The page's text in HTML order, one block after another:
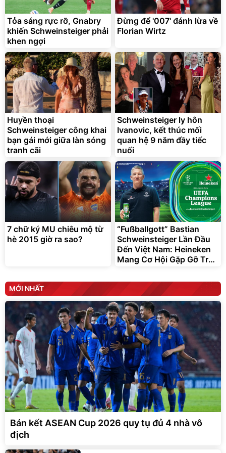
Bạt phủ xe ô tô cao cấp,
tráng nhôm 03 lớp
392.000 đ
325.000đ
Đã bán nhiều
Xe đạp điện trợ lực G-
Force C14 gấp gọn bỏ cốp
tiện lợi
9.900.000đ
7.092.000đ
Đang xem nhiều
G-FORCE VIETNA
Tỏa sáng rực rỡ, Gnabry
khiến Schweinsteiger phải
khen ngợi
Đừng để '007' đánh lừa về
Florian Wirtz
Huyền thoại
Schweinsteiger công khai
bạn gái mới giữa làn sóng
tranh cãi
Schweinsteiger ly hôn
Ivanovic, kết thúc mối
quan hệ 9 năm đầy tiếc
nuối
7 chữ ký MU chiêu mộ từ
hè 2015 giờ ra sao?
“Fußballgott” Bastian
Schweinsteiger Lần Đầu
Đến Việt Nam: Heineken
Mang Cơ Hội Gặp Gỡ Trực
Champions League
MỚI NHẤT
Bán kết ASEAN Cup 2026 quy tụ đủ 4 nhà vô
địch